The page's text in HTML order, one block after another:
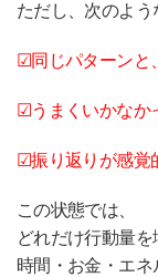
ただし、次のよう
☑︎同じパターンと
☑︎うまくいかなか
☑︎振り返りが感覚
この状態では、
どれだけ行動量を
時間・お金・エネ